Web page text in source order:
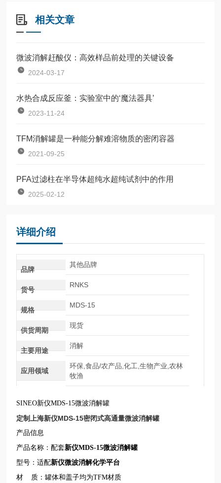
相关文章
微波消解赶酸仪：高效样品前处理的关键设备
2024-03-17
水热合成反应釜：实验室中的‘魔法器具’
2023-11-24
TFM消解罐是一种能分解难溶物质的密闭容器
2021-09-25
PFA过滤柱在半导体超纯水超纯试剂中的作用
2025-02-12
详细介绍
品牌
其他品牌
货号
RNKS
规格
MDS-15
供货周期
现货
主要用途
消解
应用领域
环保,食品/农产品,化工,生物产业,农林
牧渔
SINEO新仪MDS-15微波消解罐
定制上海新仪MDS-15密闭式高通量微波消解罐
产品信息
产品名称：配套新仪MDS-15微波消解罐
型号：适配新仪微波消解化学平台
材 质：罐体和盖子均为TFM材质